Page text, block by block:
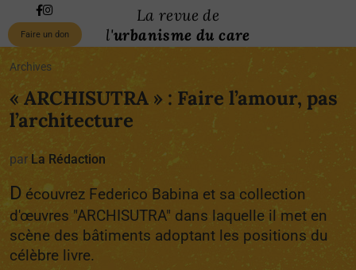
Faire un don
La revue de
l'urbanisme du care
Archives
« ARCHISUTRA » : Faire l’amour, pas
l’architecture
par La Rédaction
D écouvrez Federico Babina et sa collection
d'œuvres "ARCHISUTRA" dans laquelle il met en
scène des bâtiments adoptant les positions du
célèbre livre.